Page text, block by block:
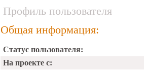
Профиль пользователя
Общая информация:
Статус пользователя:
На проекте с: